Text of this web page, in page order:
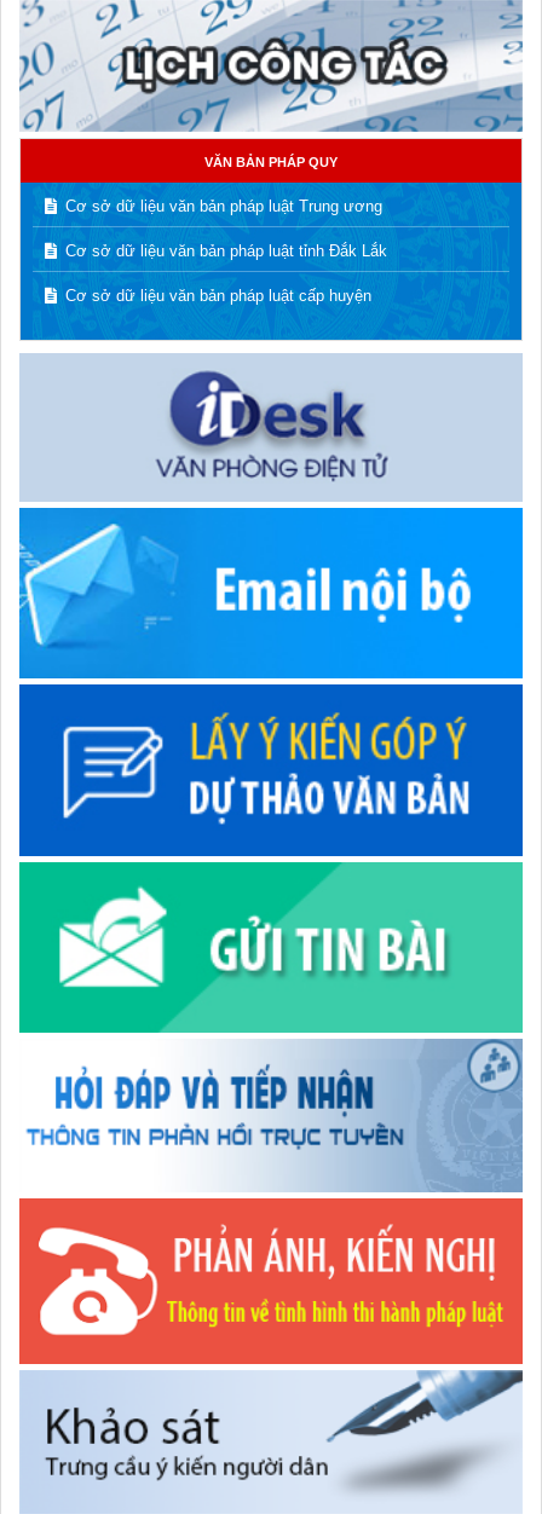
VĂN BẢN PHÁP QUY
Cơ sở dữ liệu văn bản pháp luật Trung ương
Cơ sở dữ liệu văn bản pháp luật tỉnh Đắk Lắk
Cơ sở dữ liệu văn bản pháp luật cấp huyện